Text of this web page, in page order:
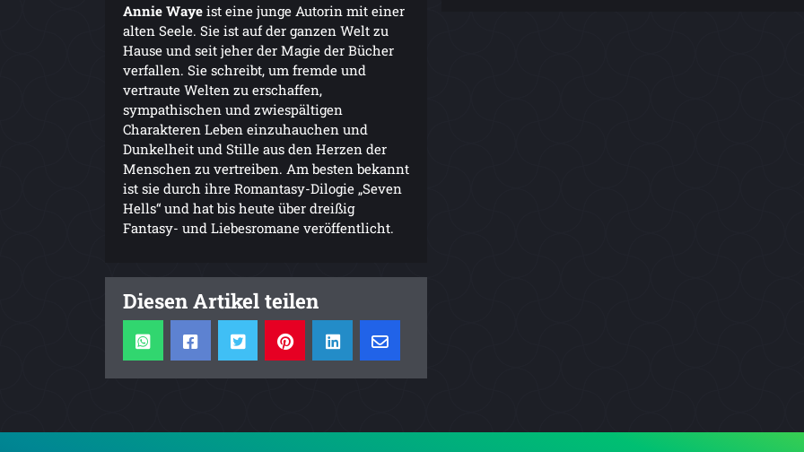
Annie Waye ist eine junge Autorin mit einer
alten Seele. Sie ist auf der ganzen Welt zu
Hause und seit jeher der Magie der Bücher
verfallen. Sie schreibt, um fremde und
vertraute Welten zu erschaffen,
sympathischen und zwiespältigen
Charakteren Leben einzuhauchen und
Dunkelheit und Stille aus den Herzen der
Menschen zu vertreiben. Am besten bekannt
ist sie durch ihre Romantasy-Dilogie „Seven
Hells“ und hat bis heute über dreißig
Fantasy- und Liebesromane veröffentlicht.
Diesen Artikel teilen